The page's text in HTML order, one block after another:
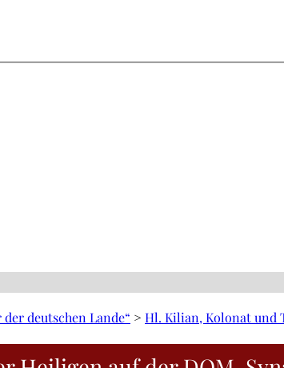
deutschen Lande“ > Hl. Kilian, Kolonat und